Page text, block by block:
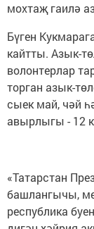
мохтаҗ гаилә
Бүген
кайтты. Азык-
волонтерлар
торган азык-
сыек май, чәй
авырлыгы - 12
«Татарстан
башлангычы,
республика